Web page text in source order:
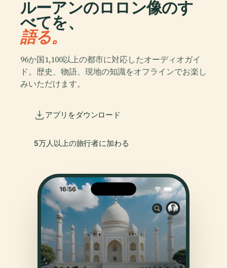
ルーアンのロロン像のす
べてを、
語る。
96か国1,100以上の都市に対応したオーディオガイ
ド。歴史、物語、現地の知識をオフラインでお楽し
みいただけます。
アプリをダウンロード
5万人以上の旅行者に加わる